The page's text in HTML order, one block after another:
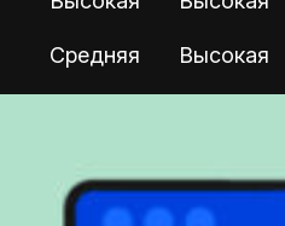
Средняя Высокая